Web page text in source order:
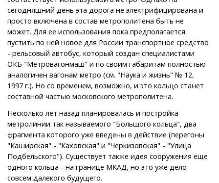
сегодняшний день эта дорога не электрифицирована и
просто включена в состав метрополитена быть не
может. Для ее использования пока предполагается
пустить по ней новое для России транспортное средство
- рельсовый автобус, который создан специалистами
ОКБ "Метровагонмаш" и по своим габаритам полностью
аналогичен вагонам метро (см. "Наука и жизнь" № 12,
1997 г.). Но со временем, возможно, и это кольцо станет
составной частью московского метрополитена.
Несколько лет назад планировалась и постройка
метролинии так называемого "Большого кольца", два
фрагмента которого уже введены в действие (перегоны
"Каширская" - "Каховская" и "Черкизовская" - "Улица
Подбельского"). Существует также идея сооружения еще
одного кольца - на границе МКАД, но это уже дело
совсем далекого будущего.